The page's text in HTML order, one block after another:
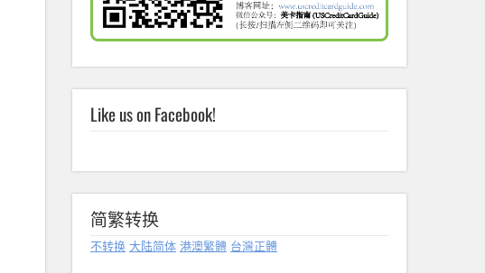
Like us on Facebook!
简繁转换
不转换 大陆简体 港澳繁體 台灣正體